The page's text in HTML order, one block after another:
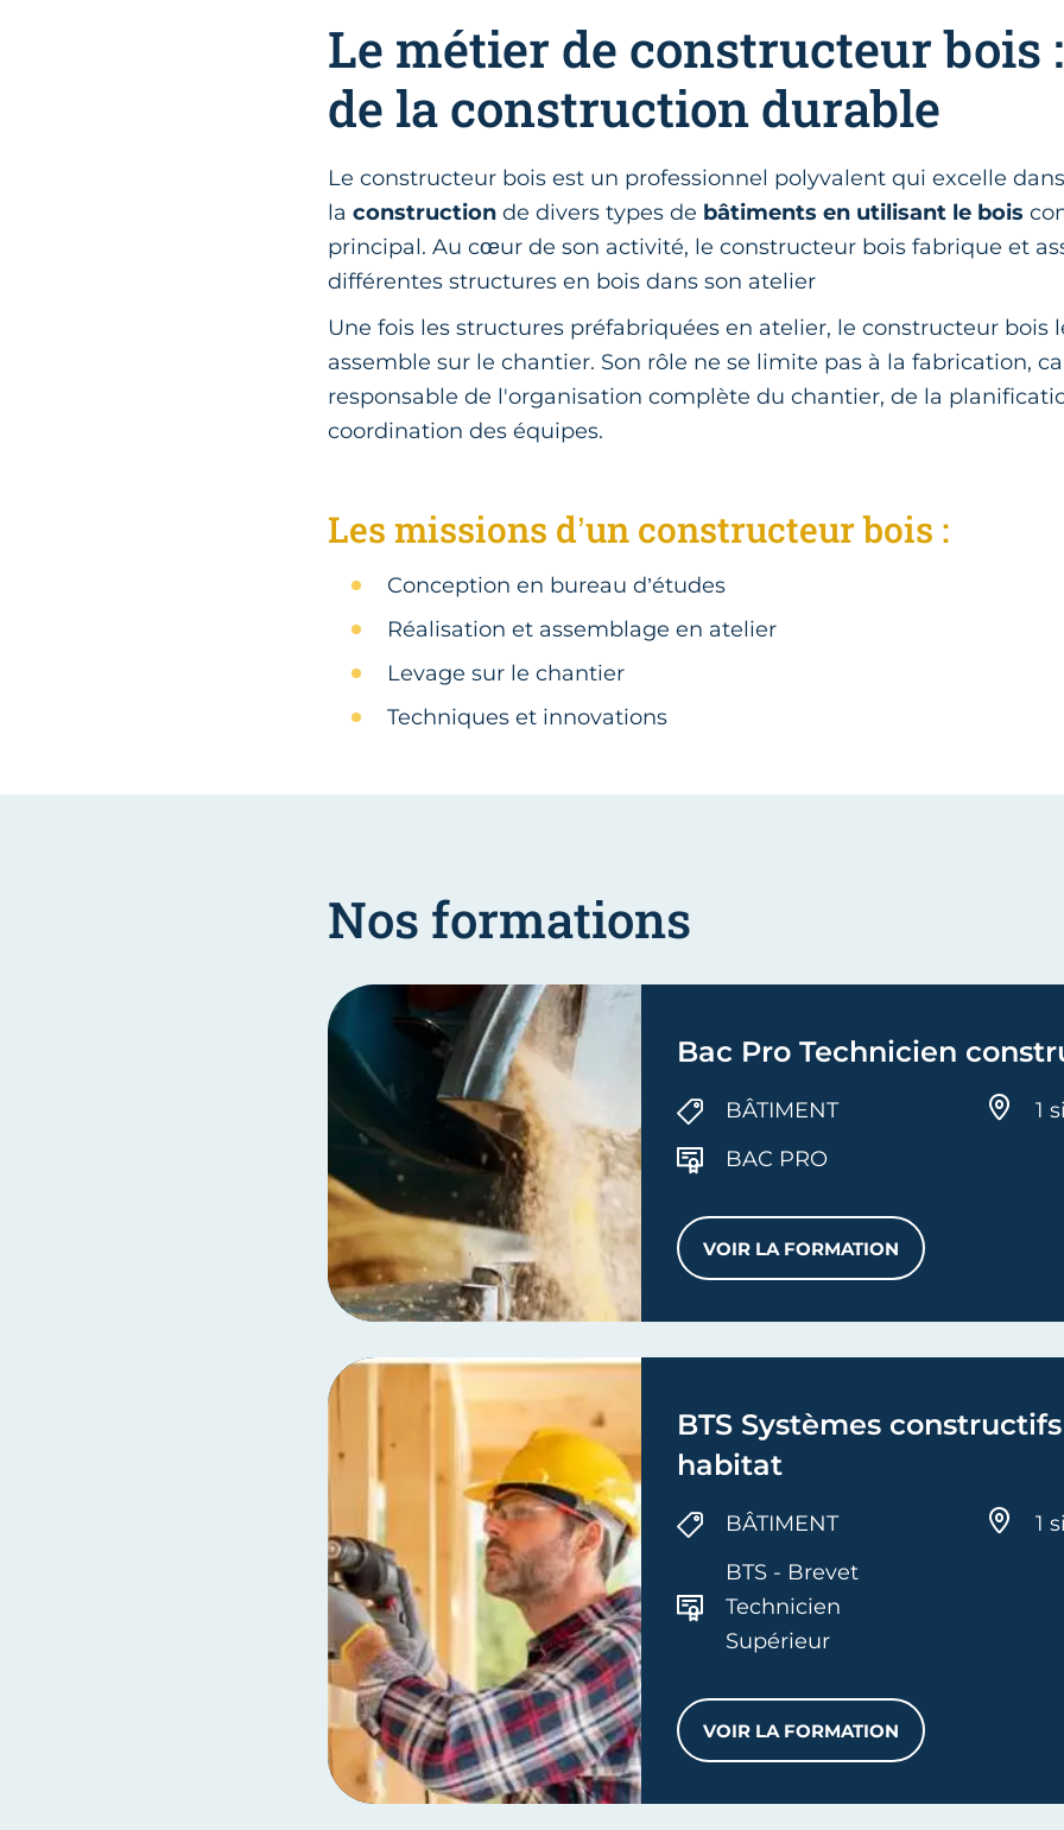
Le métier de constructeur bois
de la construction durable
Le constructeur bois est un professionnel polyvalent qui excelle
laconstructionde divers types de bâtiments en utilisant le bois
principal. Au cœur de son activité, le constructeur bois fabrique et
différentes structures en bois dans son atelier
Une fois les structures préfabriquées en atelier, le constructeur bois
assemble sur le chantier. Son rôle ne se limite pas à la fabrication,
responsable de l'organisation complète du chantier, de la
coordination des équipes.
Les missions d’un constructeur bois :
Conception en bureau d’études
Réalisation et assemblage en atelier
Levage sur le chantier
Techniques et innovations
Nos formations
Bac Pro Technicien
BÂTIMENT
BAC PRO
1
VOIR LA FORMATIONBAC PRO TECHNICIEN
BTS Systèmes
habitat
BÂTIMENT
BTS - Brevet
Technicien
Supérieur
1
VOIR LA FORMATION
BTS SYSTÈMES